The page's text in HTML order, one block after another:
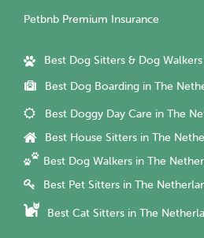
Petbnb Premium Insurance
Best Dog Sitters & Dog
Best Dog Boarding in The
Best Doggy Day Care in The
Best House Sitters in The
Best Dog Walkers in The
Best Pet Sitters in The
Best Cat Sitters in The